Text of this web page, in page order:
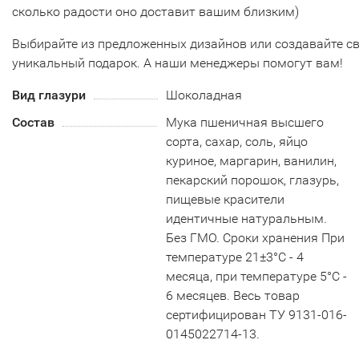
сколько радости оно доставит вашим близким)
Выбирайте из предложенных дизайнов или создавайте
уникальный подарок. А наши менеджеры помогут вам!
Вид глазури
Шоколадная
Состав
Мука пшеничная высшего
сорта, сахар, соль, яйцо
куриное, маргарин, ванилин,
пекарский порошок, глазурь,
пищевые красители
идентичные натуральным.
Без ГМО. Сроки хранения При
температуре 21±3°С - 4
месяца, при температуре 5°С -
6 месяцев. Весь товар
сертифицирован ТУ 9131-016-
0145022714-13.